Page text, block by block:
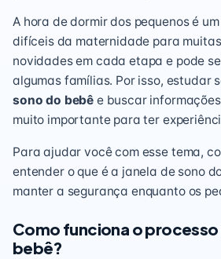
A hora de dormir dos pequenos é
difíceis da maternidade para
novidades em cada etapa e pode
algumas famílias. Por isso, estudar
sono do bebê e buscar
muito importante para ter
Para ajudar você com esse tema,
entender o que é a janela de sono
manter a segurança enquanto os
Como funciona o
bebê?